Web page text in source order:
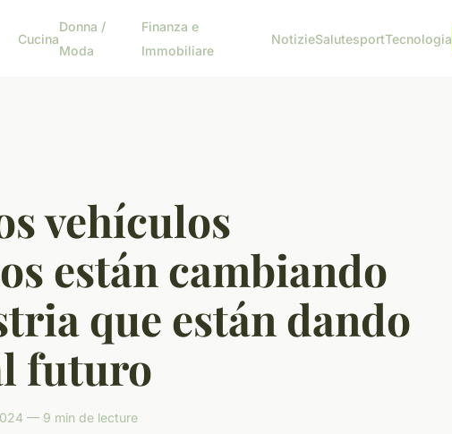
Cucina
Donna /
Moda
Finanza e
Immobiliare
NotizieSalutesportTecnologia
vehículos
están cambiando
que están dando
futuro
— 9 min de lecture